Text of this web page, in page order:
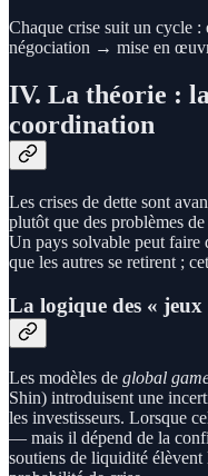
Chaque crise suit un
négociation → mise en
IV. La théorie :
coordination
Les crises de dette sont
plutôt que des problèmes
Un pays solvable peut faire
que les autres se retirent ;
La logique des «
Les modèles de global
Shin) introduisent une
les investisseurs. Lorsque
— mais il dépend de la
soutiens de liquidité élèvent